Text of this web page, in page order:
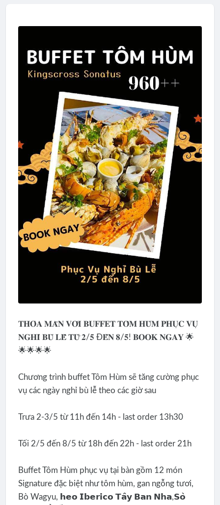
𝐓𝐇𝐎̉𝐀 𝐌𝐀̃𝐍 𝐕𝐎̛́𝐈 𝐁𝐔𝐅𝐅𝐄𝐓 𝐓𝐎̂𝐌 𝐇𝐔̀𝐌 𝐏𝐇𝐔̣𝐂 𝐕𝐔̣
𝐍𝐆𝐇𝐈̉ 𝐁𝐔̀ 𝐋𝐄̂̃ 𝐓𝐔̛̀ 𝟐/𝟓 Đ𝐄̂́𝐍 𝟖/𝟓! 𝐁𝐎𝐎𝐊 𝐍𝐆𝐀𝐘 🌟
🌟🌟🌟🌟
Chương trình buffet Tôm Hùm sẽ tăng cường phục
vụ các ngày nghỉ bù lễ theo các giờ sau
Trưa 2-3/5 từ 11h đến 14h - last order 13h30
Tối 2/5 đến 8/5 từ 18h đến 22h - last order 21h
Buffet Tôm Hùm phục vụ tại bàn gồm 12 món
Signature đặc biệt như tôm hùm, gan ngỗng tươi,
Bò Wagyu, 𝗵𝗲𝗼 𝗜𝗯𝗲𝗿𝗶𝗰𝗼 𝗧𝗮̂𝘆 𝗕𝗮𝗻 𝗡𝗵𝗮,𝗦𝗼̀